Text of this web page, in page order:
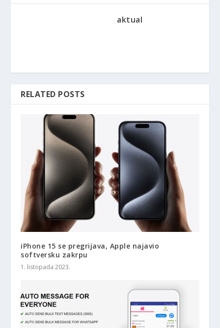
aktual
RELATED POSTS
iPhone 15 se pregrijava, Apple najavio
softversku zakrpu
1. listopada 2023.